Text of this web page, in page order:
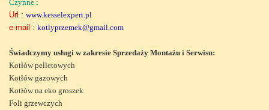
Czynne :
Url : www.kesselexpert.pl
e-mail : kotlyprzemek@gmail.com
Świadczymy usługi w zakresie Sprzedaży Montażu i Serwisu:
Kotłów pelletowych
Kotłów gazowych
Kotłów na eko groszek
Foli grzewczych